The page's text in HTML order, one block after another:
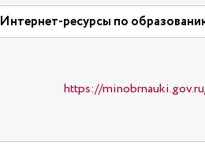
Интернет-ресурсы по
https://